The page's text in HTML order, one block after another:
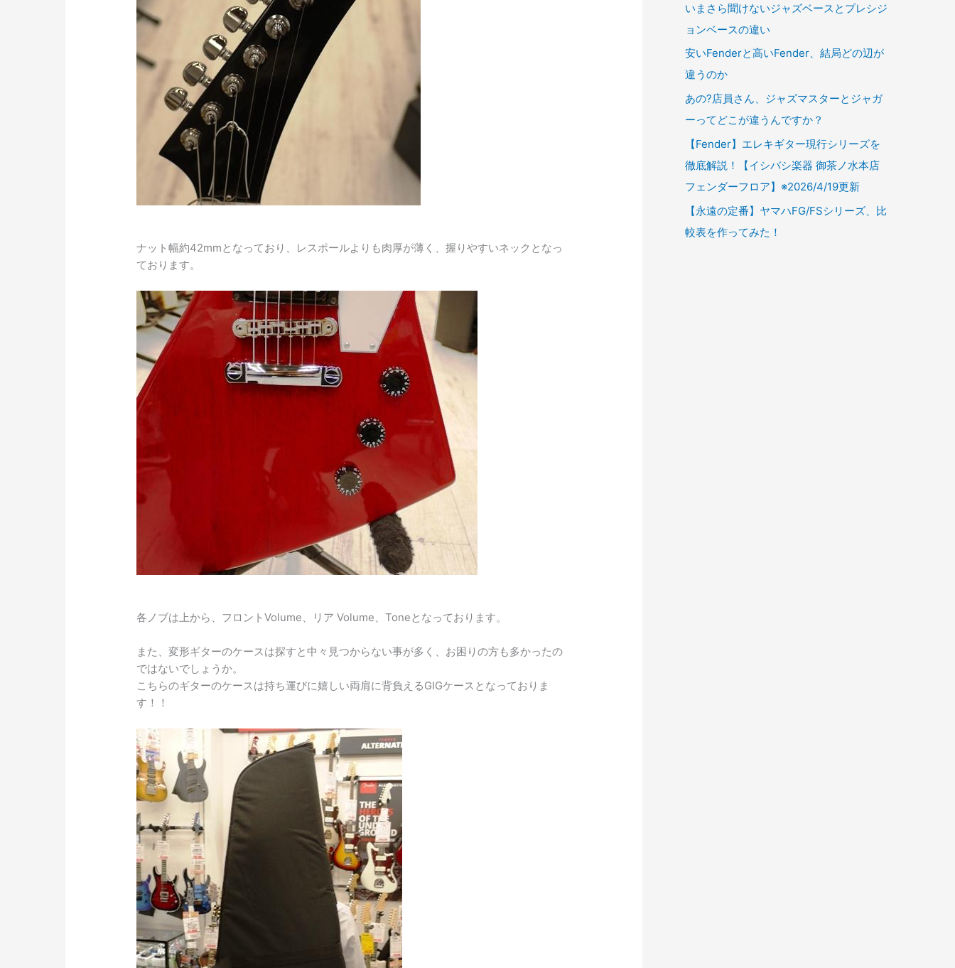
ナット幅約42mmとなっており、レスポールよりも肉厚が薄く、握りやすいネックとなっ
ております。
各ノブは上から、フロントVolume、リア Volume、Toneとなっております。
また、変形ギターのケースは探すと中々見つからない事が多く、お困りの方も多かったの
ではないでしょうか。
こちらのギターのケースは持ち運びに嬉しい両肩に背負えるGIGケースとなっておりま
す！！
いまさら聞けないジャズベースとプレシジ
ョンベースの違い
安いFenderと高いFender、結局どの辺が
違うのか
あの?店員さん、ジャズマスターとジャガ
ーってどこが違うんですか？
【Fender】エレキギター現行シリーズを
徹底解説！【イシバシ楽器 御茶ノ水本店
フェンダーフロア】※2026/4/19更新
【永遠の定番】ヤマハFG/FSシリーズ、比
較表を作ってみた！